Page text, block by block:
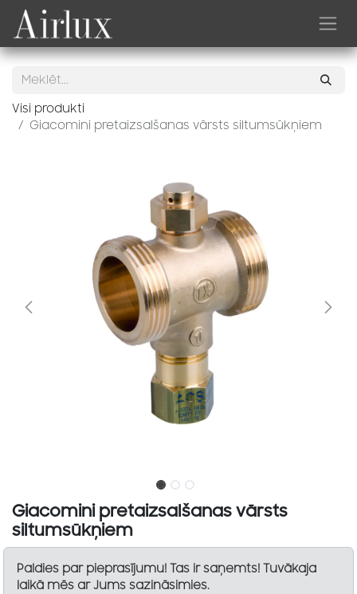
Skip to Content
Visi produkti
Giacomini pretaizsalšanas vārsts siltumsūkņiem
Giacomini pretaizsalšanas vārsts
siltumsūkņiem
Paldies par pieprasījumu! Tas ir saņemts! Tuvākaja
laikā mēs ar Jums sazināsimies.